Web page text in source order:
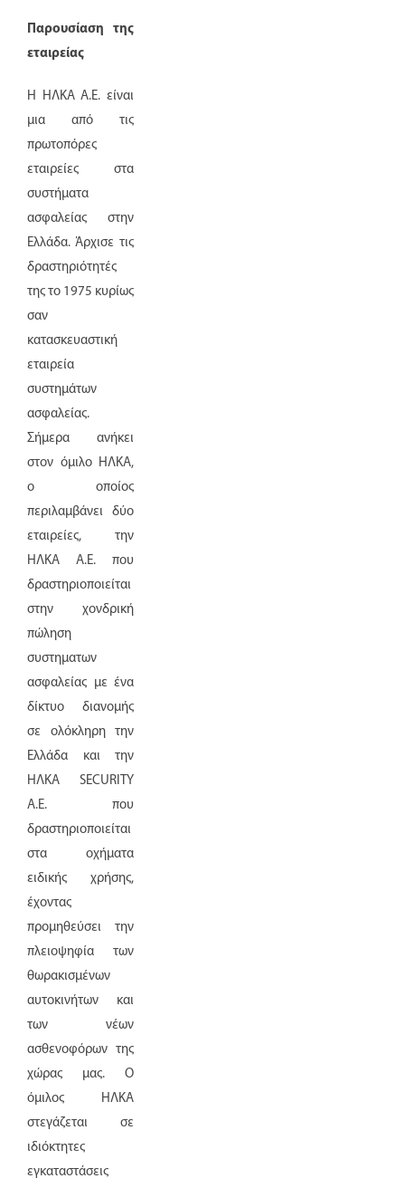
Παρουσίαση της
εταιρείας
Η ΗΛΚΑ Α.Ε. είναι
μια από τις
πρωτοπόρες
εταιρείες στα
συστήματα
ασφαλείας στην
Ελλάδα. Άρχισε τις
δραστηριότητές
της το 1975 κυρίως
σαν
κατασκευαστική
εταιρεία
συστημάτων
ασφαλείας.
Σήμερα ανήκει
στον όμιλο ΗΛΚΑ,
ο οποίος
περιλαμβάνει δύο
εταιρείες, την
ΗΛΚΑ A.E. που
δραστηριοποιείται
στην χονδρική
πώληση
συστηματων
ασφαλείας με ένα
δίκτυο διανομής
σε ολόκληρη την
Ελλάδα και την
ΗΛΚΑ SECURITY
Α.Ε. που
δραστηριοποιείται
στα οχήματα
ειδικής χρήσης,
έχοντας
προμηθεύσει την
πλειοψηφία των
θωρακισμένων
αυτοκινήτων και
των νέων
ασθενοφόρων της
χώρας μας. Ο
όμιλος ΗΛΚΑ
στεγάζεται σε
ιδιόκτητες
εγκαταστάσεις